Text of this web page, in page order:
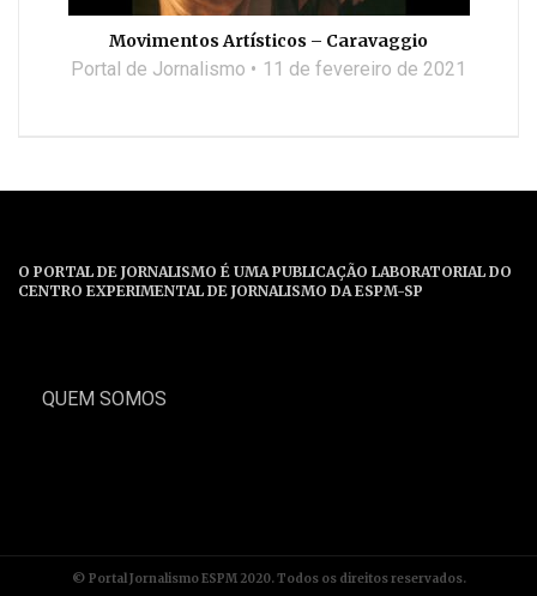
Movimentos Artísticos – Caravaggio
Portal de Jornalismo 11 de fevereiro de 2021
O PORTAL DE JORNALISMO É UMA PUBLICAÇÃO LABORATORIAL DO
CENTRO EXPERIMENTAL DE JORNALISMO DA ESPM-SP
QUEM SOMOS
© Portal Jornalismo ESPM 2020. Todos os direitos reservados.